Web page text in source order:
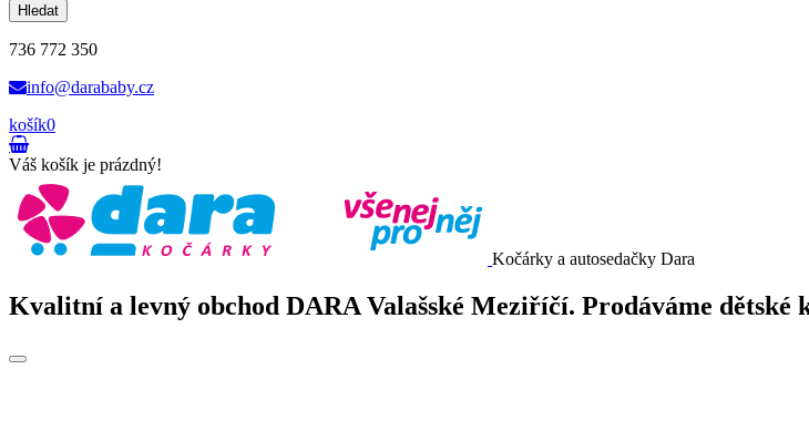
Hledat
736 772 350
info@darababy.cz
košík0
Váš košík je prázdný!
Kočárky a autosedačky Dara
Kvalitní a levný obchod DARA Valašské Meziříčí. Prodáváme dětské
Toggle